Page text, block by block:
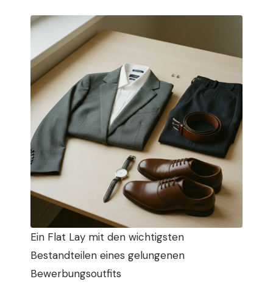
Ein Flat Lay mit den wichtigsten
Bestandteilen eines gelungenen
Bewerbungsoutfits